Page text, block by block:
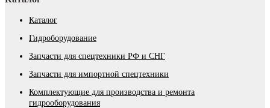
Каталог
Гидроборудование
Запчасти для спецтехники РФ и СНГ
Запчасти для импортной спецтехники
Комплектующие для производства и ремонта
гидрооборудования